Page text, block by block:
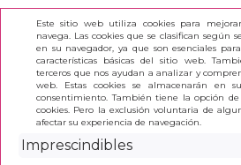
Este sitio web utiliza cookies para
navega. Las cookies que se clasifican según
en su navegador, ya que son esenciales
características básicas del sitio web.
terceros que nos ayudan a analizar y
web. Estas cookies se almacenarán en
consentimiento. También tiene la opción
cookies. Pero la exclusión voluntaria de
afectar su experiencia de navegación.
Imprescindibles
INICIO >
MOCHILA GABOL COYOTE